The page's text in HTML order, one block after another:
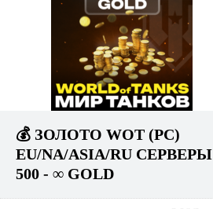
💰 ЗОЛОТО WOT (PC)
EU/NA/ASIA/RU СЕРВЕРЫ
500 - ∞ GOLD